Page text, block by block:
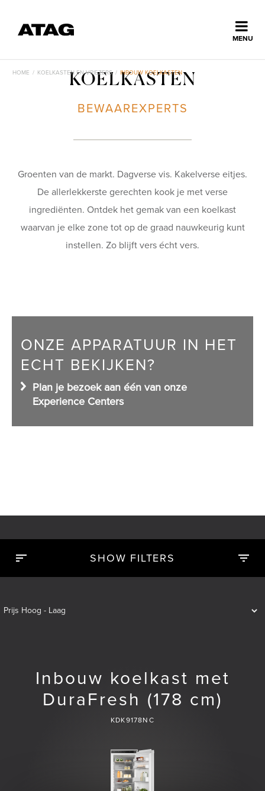
MENU
Ontdek ATAG
Inspiratie
HOME / KOELKASTEN EN VRIEZERS / INBOUW KOELKASTEN
KOELKASTEN
BEWAAREXPERTS
Groenten van de markt. Dagverse vis. Kakelverse eitjes.
De allerlekkerste gerechten kook je met verse
ingrediënten. Ontdek het gemak van een koelkast
waarvan je elke zone tot op de graad nauwkeurig kunt
instellen. Zo blijft vers écht vers.
ONZE APPARATUUR IN HET
ECHT BEKIJKEN?
Plan je bezoek aan één van onze
Experience Centers
SHOW FILTERS
Inbouw koelkast met
DuraFresh (178 cm)
KDK9178NC